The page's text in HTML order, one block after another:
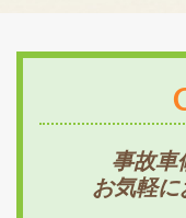
事故車
お気軽